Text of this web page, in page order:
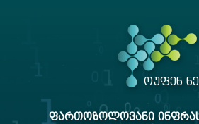
ᲝᲣᲤᲔᲜ
ᲤᲐᲠᲗᲝᲖᲝᲚᲝᲕᲐᲜᲘ